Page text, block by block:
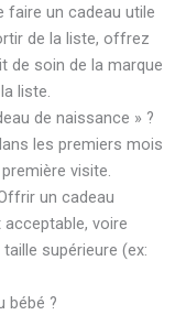
faire un cadeau utile
de la liste, offrez
de soin de la marque
liste.
de naissance » ?
les premiers mois
visite.
un cadeau
voire
supérieure (ex:
bébé ?